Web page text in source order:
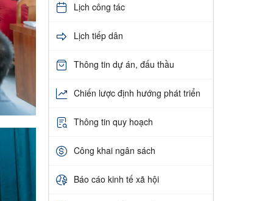
Lịch công tác
Lịch tiếp dân
Thông tin dự án, đấu thầu
Chiến lược định hướng phát triển
Thông tin quy hoạch
Công khai ngân sách
Báo cáo kinh tế xã hội